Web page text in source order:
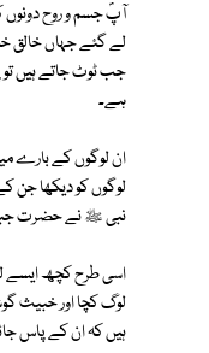
آپؐ جسم و روح دونوں
لے گئے جہاں خالق
جب ٹوٹ جاتے ہیں تو
ہے۔
ان لوگوں کے بارے
لوگوں کو دیکھا جن
نبی ﷺ نے حضرت
اسی طرح کچھ ایسے
لوگ کچا اور خبیث
ہیں کہ ان کے پاس